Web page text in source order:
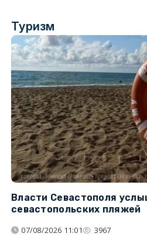
Туризм
Власти Севастополя
севастопольских пляжей
07/08/2026 11:01 3967